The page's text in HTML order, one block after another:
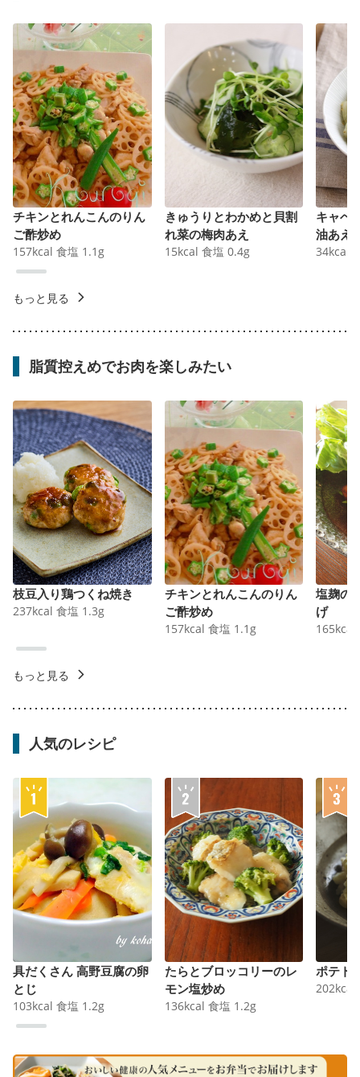
チキンとれんこんのりん
ご酢炒め
157kcal 食塩 1.1 g
きゅうりとわかめと貝割
れ菜の梅肉あえ
15kcal 食塩 0.4g
キャベ
油あえ
34kcal
もっと見る
脂質控えめでお肉を楽しみたい
枝豆入り鶏つくね焼き
237kcal 食塩 1.3g
チキンとれんこんのりん
ご酢炒め
157kcal 食塩 1.1 g
塩麹の
げ
165kcal
もっと見る
人気のレシピ
具だくさん 高野豆腐の卵
とじ
103kcal 食塩 1.2g
たらとブロッコリーのレ
モン塩炒め
136kcal 食塩 1.2g
ポテト
202kcal